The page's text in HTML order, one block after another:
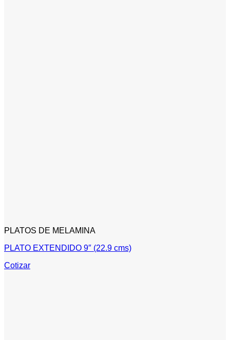
PLATOS DE MELAMINA
PLATO EXTENDIDO 9″ (22.9 cms)
Cotizar